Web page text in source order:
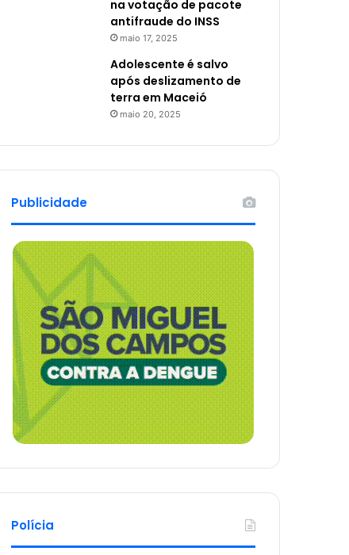
na votação de pacote
antifraude do INSS
maio 17, 2025
Adolescente é salvo
após deslizamento de
terra em Maceió
maio 20, 2025
Publicidade
Polícia